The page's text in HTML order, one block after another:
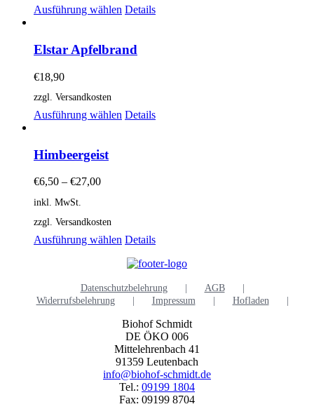
werden
Ausführung wählen Dieses
mehrere
Varianten
können
auf
Details
Elstar Apfelbrand
€18,90
zzgl. Versandkosten
Ausführung wählen Dieses
der
gewählt
Details
Himbeergeist
€6,50 – €27,00
inkl. MwSt.
zzgl. Versandkosten
Ausführung wählen Dieses
weist
Varianten
Optionen
können
auf
der
Produktseite
gewählt
werden
Details
Datenschutzbelehrung
AGB
Widerrufsbelehrung
Impressum Hofladen
Biohof Schmidt
DE ÖKO 006
Mittelehrenbach 41
91359 Leutenbach
info@biohof-schmidt.de
Tel.: 09199 1804
Fax: 09199 8704